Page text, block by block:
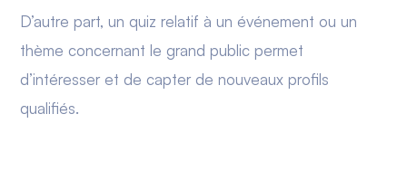
D’autre part, un quiz relatif à un événement ou un
thème concernant le grand public permet
d’intéresser et de capter de nouveaux profils
qualifiés.